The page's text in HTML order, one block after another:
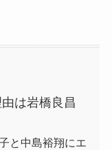
は岩橋良昌
と中島裕翔にエ